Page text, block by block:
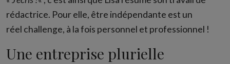
rédactrice. Pour elle, être indépendante est un
réel challenge, à la fois personnel et professionnel !
Une entreprise plurielle